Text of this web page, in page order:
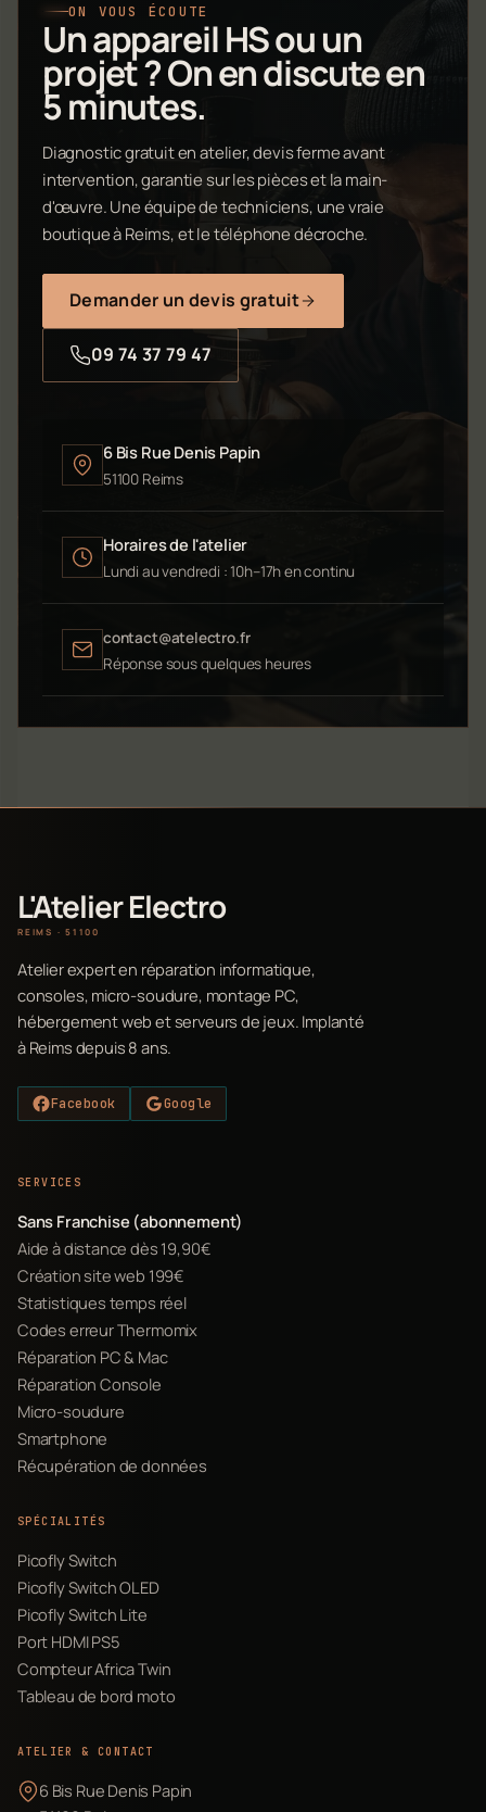
ON VOUS ÉCOUTE
Un appareil HS ou un
projet ? On en discute en
5 minutes.
Diagnostic gratuit en atelier, devis ferme avant
intervention, garantie sur les pièces et la main-
d'œuvre. Une équipe de techniciens, une vraie
boutique à Reims, et le téléphone décroche.
Demander un devis gratuit
09 74 37 79 47
6 Bis Rue Denis Papin
51100 Reims
Horaires de l'atelier
Lundi au vendredi : 10h–17h en continu
contact@atelectro.fr
Réponse sous quelques heures
L'Atelier Electro
REIMS · 51100
Atelier expert en réparation informatique,
consoles, micro-soudure, montage PC,
hébergement web et serveurs de jeux. Implanté
à Reims depuis 8 ans.
Facebook Google
SERVICES
Sans Franchise (abonnement)
Aide à distance dès 19,90€
Création site web 199€
Statistiques temps réel
Codes erreur Thermomix
Réparation PC & Mac
Réparation Console
Micro-soudure
Smartphone
Récupération de données
SPÉCIALITÉS
Picofly Switch
Picofly Switch OLED
Picofly Switch Lite
Port HDMI PS5
Compteur Africa Twin
Tableau de bord moto
ATELIER & CONTACT
6 Bis Rue Denis Papin